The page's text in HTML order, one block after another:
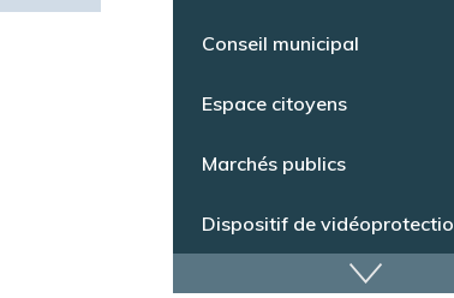
Pharmacie de garde
Conseil municipal
Espace citoyens
Marchés publics
Dispositif de vidéoprotection